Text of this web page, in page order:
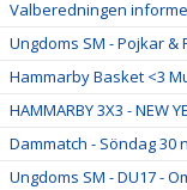
Valberedningen
Ungdoms SM - Pojkar &
Hammarby Basket <3
HAMMARBY 3X3 - NEW
Dammatch - Söndag 30
Ungdoms SM - DU17 -